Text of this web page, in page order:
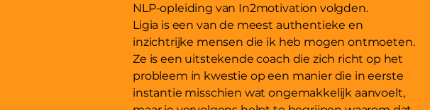
NLP-opleiding van In2motivation volgden.
Ligia is een van de meest authentieke en
inzichtrijke mensen die ik heb mogen ontmoeten.
Ze is een uitstekende coach die zich richt op het
probleem in kwestie op een manier die in eerste
instantie misschien wat ongemakkelijk aanvoelt,